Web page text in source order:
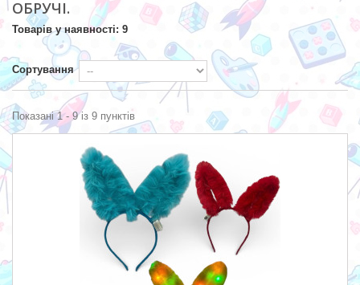
ОБРУЧІ.
Товарів у наявності: 9
Сортування
Показані 1 - 9 із 9 пунктів